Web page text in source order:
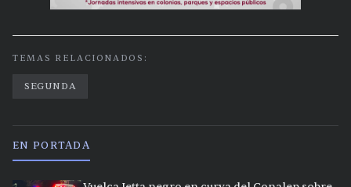
TEMAS RELACIONADOS:
SEGUNDA
EN PORTADA